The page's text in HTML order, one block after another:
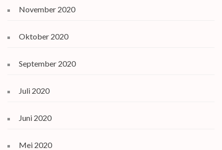
November 2020
Oktober 2020
September 2020
Juli 2020
Juni 2020
Mei 2020